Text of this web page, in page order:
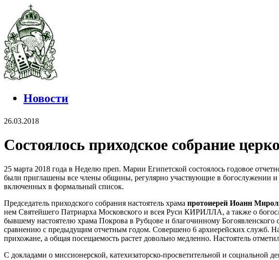
Новости
26.03.2018
Состоялось приходское собрание
25 марта 2018 года в Неделю преп. Марии Египетской состоялось годовое
были приглашены все члены общины, регулярно участвующие в богослужении
включенных в формальный список.
Председатель приходского собрания настоятель храма протоиерей Иоанн
нем Святейшего Патриарха Московского и всея Руси КИРИЛЛА, а также о
бывшему настоятелю храма Покрова в Рубцове и благочинному
сравнению с предыдущим отчетным годом. Совершено 6 архиерейских служб.
прихожане, а общая посещаемость растет довольно медленно. Настоятель
С докладами о миссионерской, катехизаторско-просветительной и социальной